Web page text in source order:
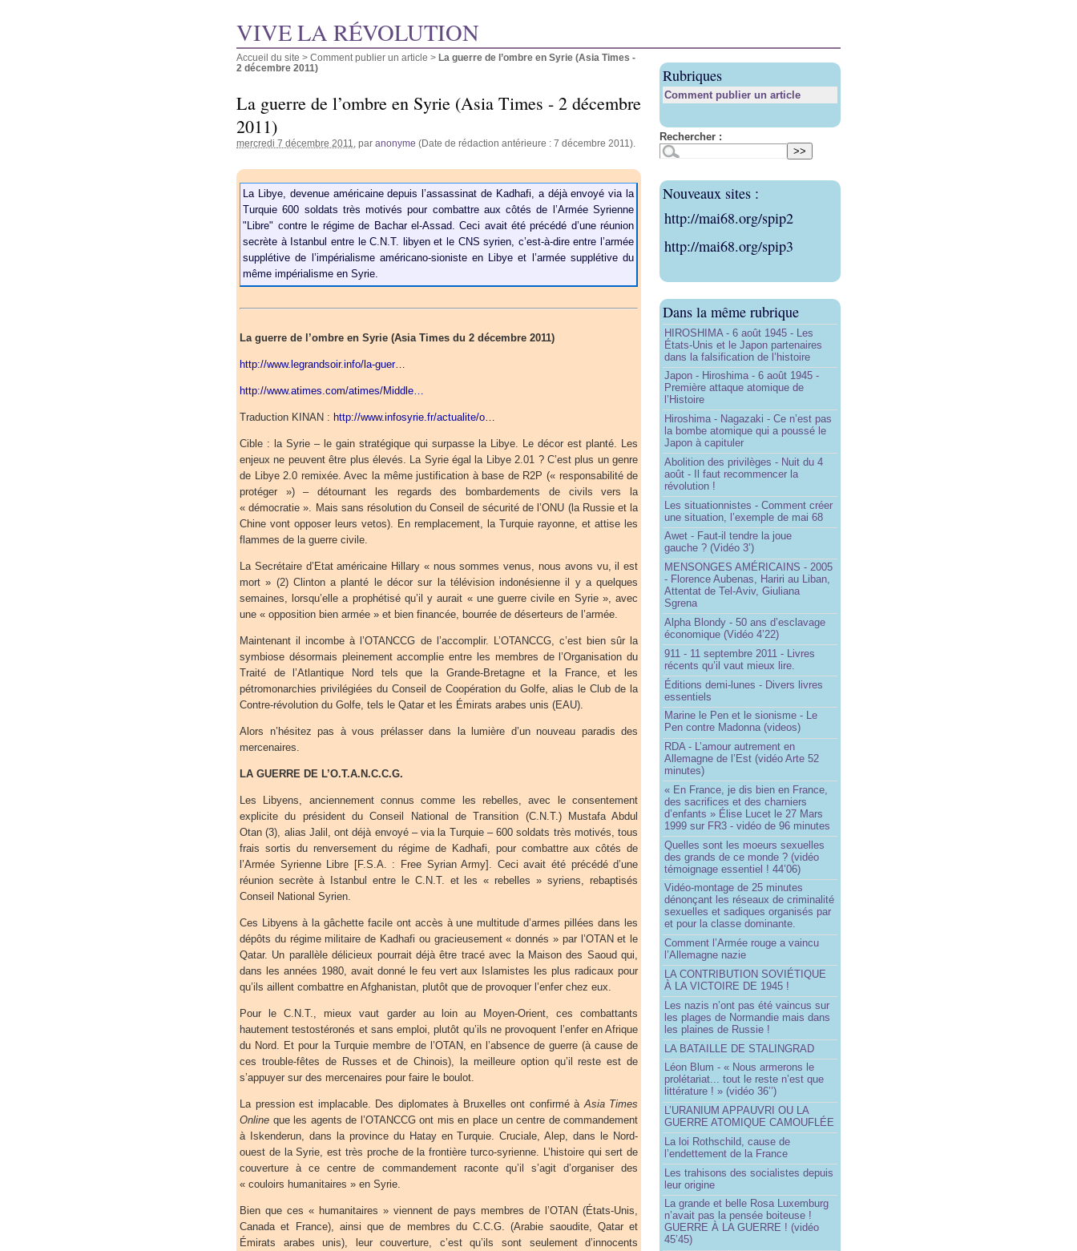
VIVE LA RÉVOLUTION
Accueil du site > Comment publier un article > La guerre de l’ombre en Syrie (Asia Times -
2 décembre 2011)
La guerre de l’ombre en Syrie (Asia Times - 2 décembre
2011)
mercredi 7 décembre 2011 , par anonyme (Date de rédaction antérieure : 7 décembre 2011).
La Libye, devenue américaine depuis l’assassinat de Kadhafi, a déjà envoyé via la
Turquie 600 soldats très motivés pour combattre aux côtés de l’Armée Syrienne
"Libre" contre le régime de Bachar el-Assad. Ceci avait été précédé d’une réunion
secrète à Istanbul entre le C.N.T. libyen et le CNS syrien, c’est-à-dire entre l’armée
supplétive de l’impérialisme américano-sioniste en Libye et l’armée supplétive du
même impérialisme en Syrie.
La guerre de l’ombre en Syrie (Asia Times du 2 décembre 2011)
http://www.legrandsoir.info/la-guer…
http://www.atimes.com/atimes/Middle…
Traduction KINAN : http://www.infosyrie.fr/actualite/o…
Cible : la Syrie – le gain stratégique qui surpasse la Libye. Le décor est planté. Les
enjeux ne peuvent être plus élevés. La Syrie égal la Libye 2.01 ? C’est plus un genre
de Libye 2.0 remixée. Avec la même justification à base de R2P (« responsabilité de
protéger ») – détournant les regards des bombardements de civils vers la
« démocratie ». Mais sans résolution du Conseil de sécurité de l’ONU (la Russie et la
Chine vont opposer leurs vetos). En remplacement, la Turquie rayonne, et attise les
flammes de la guerre civile.
La Secrétaire d’Etat américaine Hillary « nous sommes venus, nous avons vu, il est
mort » (2) Clinton a planté le décor sur la télévision indonésienne il y a quelques
semaines, lorsqu’elle a prophétisé qu’il y aurait « une guerre civile en Syrie », avec
une « opposition bien armée » et bien financée, bourrée de déserteurs de l’armée.
Maintenant il incombe à l’OTANCCG de l’accomplir. L’OTANCCG, c’est bien sûr la
symbiose désormais pleinement accomplie entre les membres de l’Organisation du
Traité de l’Atlantique Nord tels que la Grande-Bretagne et la France, et les
pétromonarchies privilégiées du Conseil de Coopération du Golfe, alias le Club de la
Contre-révolution du Golfe, tels le Qatar et les Émirats arabes unis (EAU).
Alors n’hésitez pas à vous prélasser dans la lumière d’un nouveau paradis des
mercenaires.
LA GUERRE DE L’O.T.A.N.C.C.G.
Les Libyens, anciennement connus comme les rebelles, avec le consentement
explicite du président du Conseil National de Transition (C.N.T.) Mustafa Abdul
Otan (3), alias Jalil, ont déjà envoyé – via la Turquie – 600 soldats très motivés, tous
frais sortis du renversement du régime de Kadhafi, pour combattre aux côtés de
l’Armée Syrienne Libre [F.S.A. : Free Syrian Army]. Ceci avait été précédé d’une
réunion secrète à Istanbul entre le C.N.T. et les « rebelles » syriens, rebaptisés
Conseil National Syrien.
Ces Libyens à la gâchette facile ont accès à une multitude d’armes pillées dans les
dépôts du régime militaire de Kadhafi ou gracieusement « donnés » par l’OTAN et le
Qatar. Un parallèle délicieux pourrait déjà être tracé avec la Maison des Saoud qui,
dans les années 1980, avait donné le feu vert aux Islamistes les plus radicaux pour
qu’ils aillent combattre en Afghanistan, plutôt que de provoquer l’enfer chez eux.
Pour le C.N.T., mieux vaut garder au loin au Moyen-Orient, ces combattants
hautement testostéronés et sans emploi, plutôt qu’ils ne provoquent l’enfer en Afrique
du Nord. Et pour la Turquie membre de l’OTAN, en l’absence de guerre (à cause de
ces trouble-fêtes de Russes et de Chinois), la meilleure option qu’il reste est de
s’appuyer sur des mercenaires pour faire le boulot.
La pression est implacable. Des diplomates à Bruxelles ont confirmé à Asia Times
Online que les agents de l’OTANCCG ont mis en place un centre de commandement
à Iskenderun, dans la province du Hatay en Turquie. Cruciale, Alep, dans le Nord-
ouest de la Syrie, est très proche de la frontière turco-syrienne. L’histoire qui sert de
couverture à ce centre de commandement raconte qu’il s’agit d’organiser des
« couloirs humanitaires » en Syrie.
Bien que ces « humanitaires » viennent de pays membres de l’OTAN (États-Unis,
Canada et France), ainsi que de membres du C.C.G. (Arabie saoudite, Qatar et
Émirats arabes unis), leur couverture, c’est qu’ils sont seulement d’innocents
Rubriques
Comment publier un article
Rechercher :
Nouveaux sites :
http://mai68.org/spip2
http://mai68.org/spip3
Dans la même rubrique
HIROSHIMA - 6 août 1945 - Les
États-Unis et le Japon partenaires
dans la falsification de l’histoire
Japon - Hiroshima - 6 août 1945 -
Première attaque atomique de
l’Histoire
Hiroshima - Nagazaki - Ce n’est pas
la bombe atomique qui a poussé le
Japon à capituler
Abolition des privilèges - Nuit du 4
août - Il faut recommencer la
révolution !
Les situationnistes - Comment créer
une situation, l’exemple de mai 68
Awet - Faut-il tendre la joue
gauche ? (Vidéo 3’)
MENSONGES AMÉRICAINS - 2005
- Florence Aubenas, Hariri au Liban,
Attentat de Tel-Aviv, Giuliana
Sgrena
Alpha Blondy - 50 ans d’esclavage
économique (Vidéo 4’22)
911 - 11 septembre 2011 - Livres
récents qu’il vaut mieux lire.
Éditions demi-lunes - Divers livres
essentiels
Marine le Pen et le sionisme - Le
Pen contre Madonna (videos)
RDA - L’amour autrement en
Allemagne de l’Est (vidéo Arte 52
minutes)
« En France, je dis bien en France,
des sacrifices et des charniers
d’enfants » Élise Lucet le 27 Mars
1999 sur FR3 - vidéo de 96 minutes
Quelles sont les moeurs sexuelles
des grands de ce monde ? (vidéo
témoignage essentiel ! 44’06)
Vidéo-montage de 25 minutes
dénonçant les réseaux de criminalité
sexuelles et sadiques organisés par
et pour la classe dominante.
Comment l’Armée rouge a vaincu
l’Allemagne nazie
LA CONTRIBUTION SOVIÉTIQUE
À LA VICTOIRE DE 1945 !
Les nazis n’ont pas été vaincus sur
les plages de Normandie mais dans
les plaines de Russie !
LA BATAILLE DE STALINGRAD
Léon Blum - « Nous armerons le
prolétariat... tout le reste n’est que
littérature ! » (vidéo 36’’)
L’URANIUM APPAUVRI OU LA
GUERRE ATOMIQUE CAMOUFLÉE
La loi Rothschild, cause de
l’endettement de la France
Les trahisons des socialistes depuis
leur origine
La grande et belle Rosa Luxemburg
n’avait pas la pensée boiteuse !
GUERRE À LA GUERRE ! (vidéo
45’45)